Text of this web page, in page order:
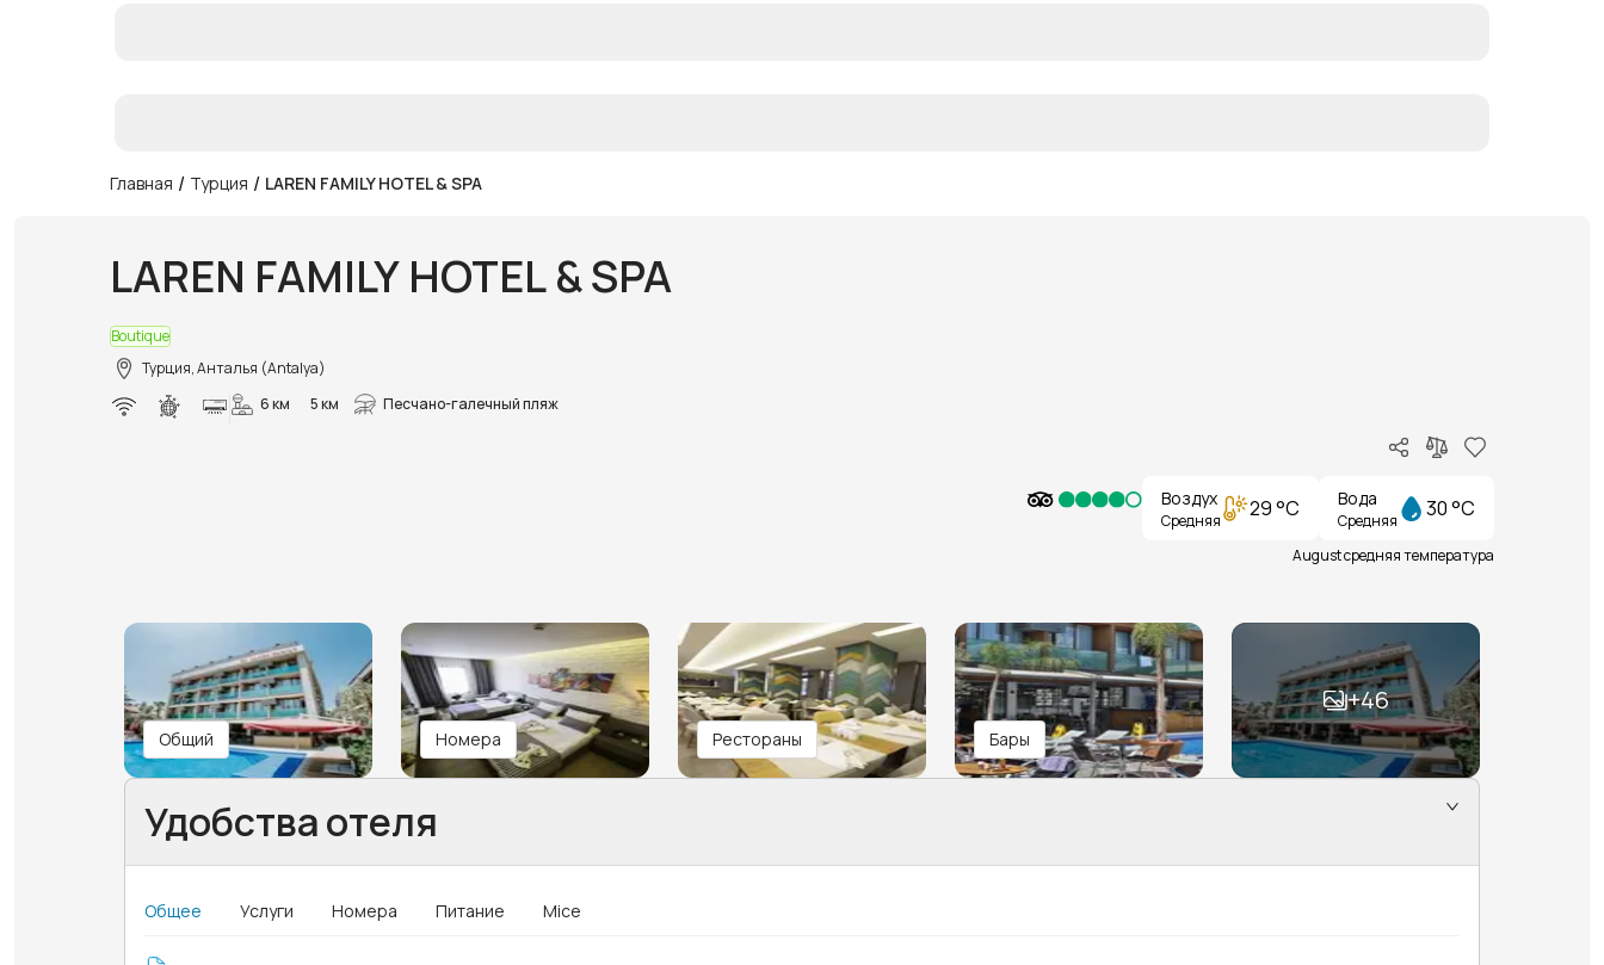
Главная / Турция / LAREN FAMILY HOTEL & SPA
LAREN FAMILY HOTEL & SPA
Boutique
Турция, Анталья (Antalya)
6 км
5 км Песчано-галечный пляж
Воздух
Средняя 29 °C Вода
Средняя 30 °C
August средняя температура
Общий Номера Рестораны Бары
+46
Удобства отеля
Общее Услуги Номера Питание Mice